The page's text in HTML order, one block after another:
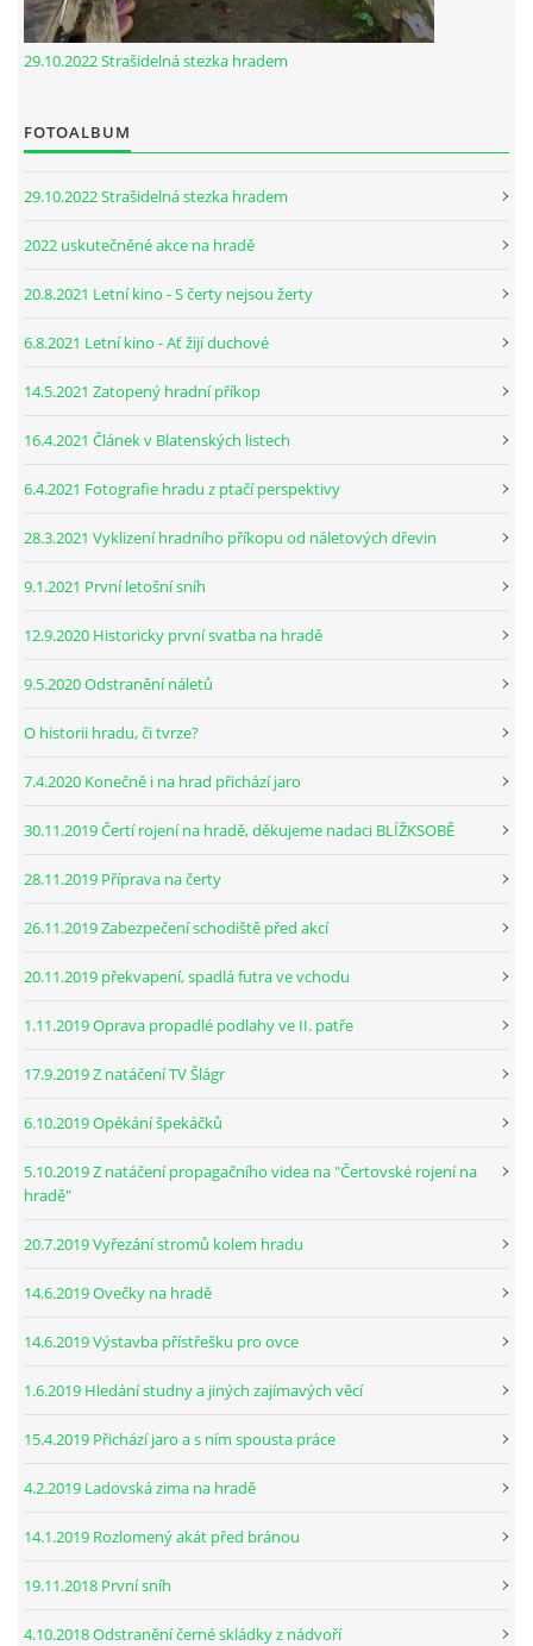
29.10.2022 Strašidelná stezka hradem
FOTOALBUM
29.10.2022 Strašidelná stezka hradem
2022 uskutečněné akce na hradě
20.8.2021 Letní kino - S čerty nejsou žerty
6.8.2021 Letní kino - Ať žijí duchové
14.5.2021 Zatopený hradní příkop
16.4.2021 Článek v Blatenských listech
6.4.2021 Fotografie hradu z ptačí perspektivy
28.3.2021 Vyklizení hradního příkopu od náletových dřevin
9.1.2021 První letošní sníh
12.9.2020 Historicky první svatba na hradě
9.5.2020 Odstranění náletů
O historii hradu, či tvrze?
7.4.2020 Konečně i na hrad přichází jaro
30.11.2019 Čertí rojení na hradě, děkujeme nadaci BLÍŽKSOBĚ
28.11.2019 Příprava na čerty
26.11.2019 Zabezpečení schodiště před akcí
20.11.2019 překvapení, spadlá futra ve vchodu
1.11.2019 Oprava propadlé podlahy ve II. patře
17.9.2019 Z natáčení TV Šlágr
6.10.2019 Opékání špekáčků
5.10.2019 Z natáčení propagačního videa na "Čertovské rojení na
hradě"
20.7.2019 Vyřezání stromů kolem hradu
14.6.2019 Ovečky na hradě
14.6.2019 Výstavba přístřešku pro ovce
1.6.2019 Hledání studny a jiných zajímavých věcí
15.4.2019 Přichází jaro a s ním spousta práce
4.2.2019 Ladovská zima na hradě
14.1.2019 Rozlomený akát před bránou
19.11.2018 První sníh
4.10.2018 Odstranění černé skládky z nádvoří